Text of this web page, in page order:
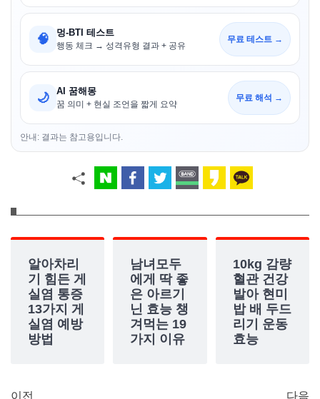
🧠 멍-BTI 테스트
행동 체크 → 성격유형 결과 + 공유
무료 테스트 →
🌙 AI 꿈해몽
꿈 의미 + 현실 조언을 짧게 요약
무료 해석 →
안내: 결과는 참고용입니다.
알아차리
기 힘든 게
실염 통증
13가지 게
실염 예방
방법
남녀모두
에게 딱 좋
은 아르기
닌 효능 챙
겨먹는 19
가지 이유
10kg 감량
혈관 건강
발아 현미
밥 배 두드
리기 운동
효능
이전 다음